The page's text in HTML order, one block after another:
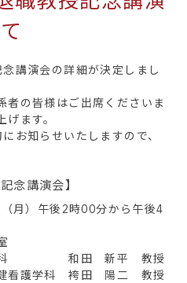
講演会の詳細が決定しまし
の皆様はご出席くださいま
ます。
お知らせいたしますので、
念講演会】
）午後2時00分から午後4
学科 和田 新平 教授
学科 袴田 陽二 教授